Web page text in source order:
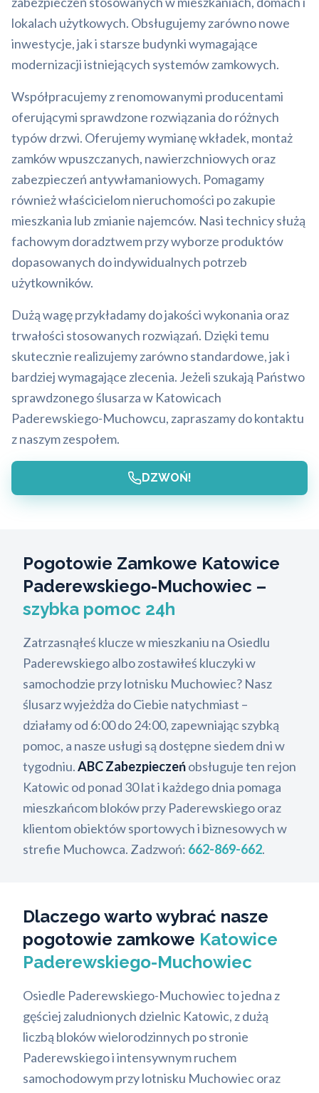
lokalach użytkowych. Obsługujemy zarówno nowe
inwestycje, jak i starsze budynki wymagające
modernizacji istniejących systemów zamkowych.
Współpracujemy z renomowanymi producentami
oferującymi sprawdzone rozwiązania do różnych
typów drzwi. Oferujemy wymianę wkładek, montaż
zamków wpuszczanych, nawierzchniowych oraz
zabezpieczeń antywłamaniowych. Pomagamy
również właścicielom nieruchomości po zakupie
mieszkania lub zmianie najemców. Nasi technicy służą
fachowym doradztwem przy wyborze produktów
dopasowanych do indywidualnych potrzeb
użytkowników.
Dużą wagę przykładamy do jakości wykonania oraz
trwałości stosowanych rozwiązań. Dzięki temu
skutecznie realizujemy zarówno standardowe, jak i
bardziej wymagające zlecenia. Jeżeli szukają Państwo
sprawdzonego ślusarza w Katowicach
Paderewskiego-Muchowcu, zapraszamy do kontaktu
z naszym zespołem.
DZWOŃ!
Pogotowie Zamkowe Katowice
Paderewskiego-Muchowiec –
szybka pomoc 24h
Zatrzasnąłeś klucze w mieszkaniu na Osiedlu
Paderewskiego albo zostawiłeś kluczyki w
samochodzie przy lotnisku Muchowiec? Nasz
ślusarz wyjeżdża do Ciebie natychmiast –
działamy od 6:00 do 24:00, zapewniając szybką
pomoc, a nasze usługi są dostępne siedem dni w
tygodniu.ABC Zabezpieczeńobsługuje ten rejon
Katowic od ponad 30 lat i każdego dnia pomaga
mieszkańcom bloków przy Paderewskiego oraz
klientom obiektów sportowych i biznesowych w
strefie Muchowca. Zadzwoń: 662-869-662.
Dlaczego warto wybrać nasze
pogotowie zamkowe Katowice
Paderewskiego-Muchowiec
Osiedle Paderewskiego-Muchowiec to jedna z
gęściej zaludnionych dzielnic Katowic, z dużą
liczbą bloków wielorodzinnych po stronie
Paderewskiego i intensywnym ruchem
samochodowym przy lotnisku Muchowiec oraz